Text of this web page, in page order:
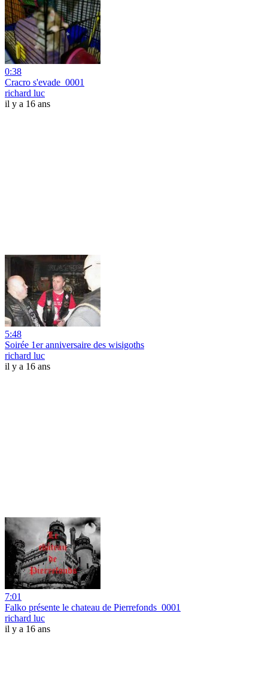
0:38
Cracro s'evade_0001
richard luc
il y a 16 ans
5:48
Soirée 1er anniversaire des wisigoths
richard luc
il y a 16 ans
7:01
Falko présente le chateau de Pierrefonds_0001
richard luc
il y a 16 ans